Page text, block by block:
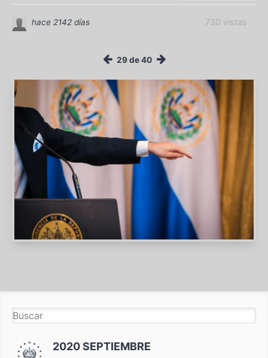
730 vistas
hace 2142 días
29 de 40
2020 SEPTIEMBRE